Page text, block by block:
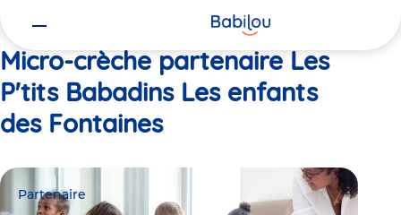
Micro-crèche partenaire Les
P'tits Babadins Les enfants
des Fontaines
Partenaire